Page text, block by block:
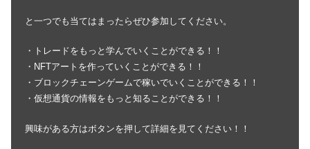
と一つでも当てはまったらぜひ参加してください。
・トレードをもっと学んでいくことができる！！
・NFTアートを作っていくことができる！！
・ブロックチェーンゲームで稼いでいくことができる！！
・仮想通貨の情報をもっと知ることができる！！
興味がある方はボタンを押して詳細を見てください！！